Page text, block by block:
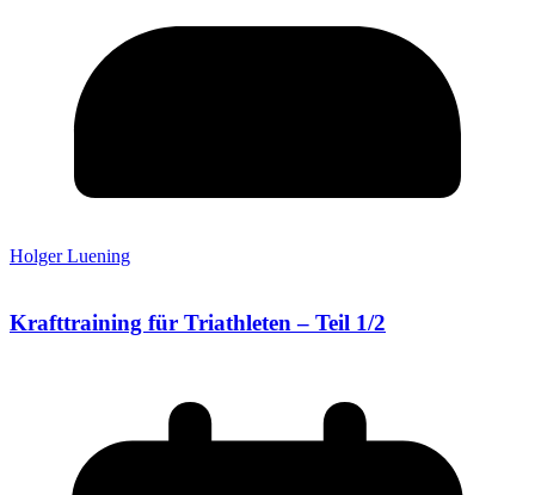
Holger Luening
Krafttraining für Triathleten – Teil 1/2